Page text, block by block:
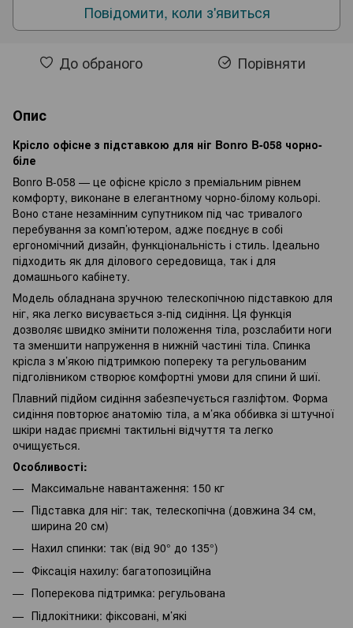
Повідомити, коли з'явиться
До обраного Порівняти
Опис
Крісло офісне з підставкою для ніг Bonro B-058 чорно-
біле
Bonro B-058 — це офісне крісло з преміальним рівнем
комфорту, виконане в елегантному чорно-білому кольорі.
Воно стане незамінним супутником під час тривалого
перебування за комп’ютером, адже поєднує в собі
ергономічний дизайн, функціональність і стиль. Ідеально
підходить як для ділового середовища, так і для
домашнього кабінету.
Модель обладнана зручною телескопічною підставкою для
ніг, яка легко висувається з-під сидіння. Ця функція
дозволяє швидко змінити положення тіла, розслабити ноги
та зменшити напруження в нижній частині тіла. Спинка
крісла з м’якою підтримкою попереку та регульованим
підголівником створює комфортні умови для спини й шиї.
Плавний підйом сидіння забезпечується газліфтом. Форма
сидіння повторює анатомію тіла, а м’яка оббивка зі штучної
шкіри надає приємні тактильні відчуття та легко
очищується.
Особливості:
Максимальне навантаження: 150 кг
Підставка для ніг: так, телескопічна (довжина 34 см,
ширина 20 см)
Нахил спинки: так (від 90° до 135°)
Фіксація нахилу: багатопозиційна
Поперекова підтримка: регульована
Підлокітники: фіксовані, м’які